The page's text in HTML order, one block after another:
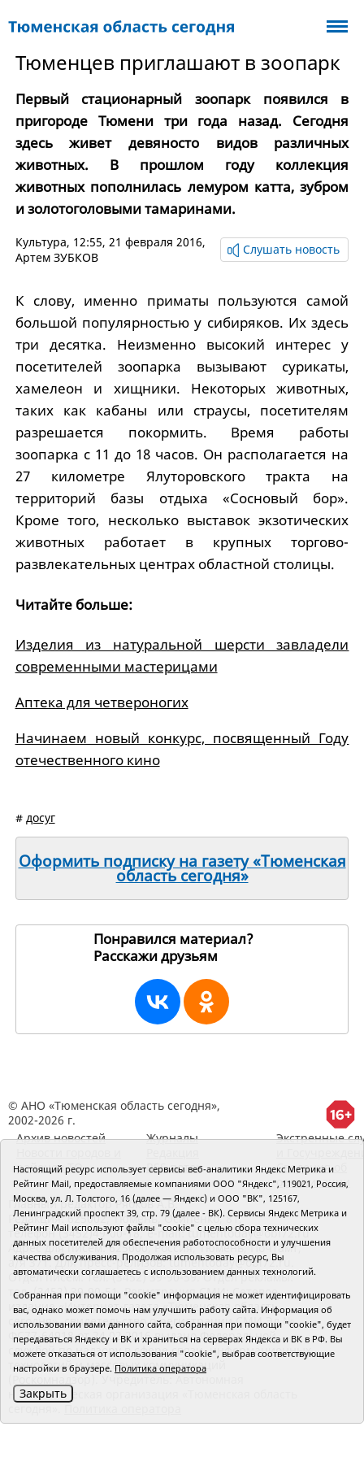
Тюменцев приглашают в зоопарк
Первый стационарный зоопарк появился в
пригороде Тюмени три года назад. Сегодня
здесь живет девяносто видов различных
животных. В прошлом году коллекция
животных пополнилась лемуром катта, зубром
и золотоголовыми тамаринами.
Культура, 12:55, 21 февраля 2016,
Артем ЗУБКОВ
Слушать новость
К слову, именно приматы пользуются самой
большой популярностью у сибиряков. Их здесь
три десятка. Неизменно высокий интерес у
посетителей зоопарка вызывают сурикаты,
хамелеон и хищники. Некоторых животных,
таких как кабаны или страусы, посетителям
разрешается покормить. Время работы
зоопарка с 11 до 18 часов. Он располагается на
27 километре Ялуторовского тракта на
территорий базы отдыха «Сосновый бор».
Кроме того, несколько выставок экзотических
животных работает в крупных торгово-
развлекательных центрах областной столицы.
Читайте больше:
Изделия из натуральной шерсти завладели
современными мастерицами
Аптека для четвероногих
Начинаем новый конкурс, посвященный Году
отечественного кино
# досуг
Оформить подписку на газету «Тюменская
область сегодня»
Понравился материал?
Расскажи друзьям
© АНО «Тюменская область сегодня»,
2002-2026 г.
Архив новостей
районов ТО
Журналы
RSS поток
Экстренные
Сведения об
организации
Главный редактор Рябков А.В.
Редакция: 625002, Тюмень, Осипенко, 81,
телефон (3452)49-00-18, e-mail: tumentoday@obl72.ru
Адрес для писем: 625000, Россия, Тюмень, Почтамт,
а/я 371. Для пресс-релизов: tumentoday@obl72.ru.
Отдел писем: тел. (3452) 39-90-59. Отдел рекламы:
тел. (3452) 39-90-51. Регистрация СМИ: Сетевое
издание «Интернет-газета «Тюменская область
сегодня», свидетельство о регистрации СМИ Эл №
ФС77-64918 от 24.02.2016 выдано Федеральной
службой по надзору в сфере связи, информационных
технологий и массовых коммуникаций
(Роскомнадзор). Учредитель: Автономная
некоммерческая организация «Тюменская область
Настоящий ресурс использует сервисы веб-аналитики Яндекс Метрика и
Рейтинг Mail, предоставляемые компаниями ООО "Яндекс", 119021, Россия,
Москва, ул. Л. Толстого, 16 (далее — Яндекс) и ООО "ВК", 125167,
Ленинградский проспект 39, стр. 79 (далее - ВК). Сервисы Яндекс Метрика и
Рейтинг Mail используют файлы "cookie" с целью сбора технических
данных посетителей для обеспечения работоспособности и улучшения
качества обслуживания. Продолжая использовать ресурс, Вы
автоматически соглашаетесь с использованием данных технологий.
Собранная при помощи "cookie" информация не может идентифицировать
вас, однако может помочь нам улучшить работу сайта. Информация об
использовании вами данного сайта, собранная при помощи "cookie", будет
передаваться Яндексу и ВК и храниться на серверах Яндекса и ВК в РФ. Вы
можете отказаться от использования "cookie", выбрав соответствующие
настройки в браузере. Политика оператора
Закрыть